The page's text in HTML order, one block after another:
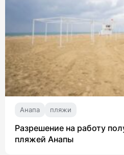
Анапа пляжи
Разрешение на работу
пляжей Анапы